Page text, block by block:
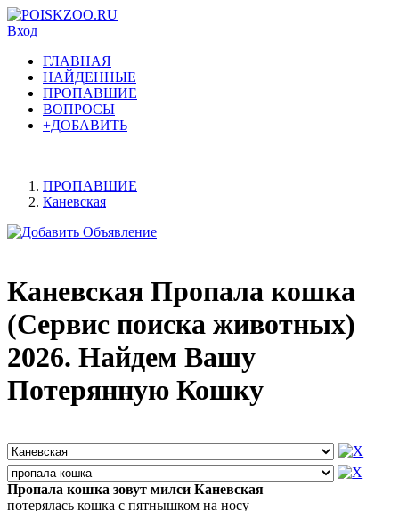
Вход
ГЛАВНАЯ
НАЙДЕННЫЕ
ПРОПАВШИЕ
ВОПРОСЫ
+ДОБАВИТЬ
ПРОПАВШИЕ
Каневская
Каневская Пропала кошка
(Сервис поиска животных)
2026. Найдем Вашу
Потерянную Кошку
Пропала кошка зовут милси Каневская
потерялась кошка с пятнышком на носу